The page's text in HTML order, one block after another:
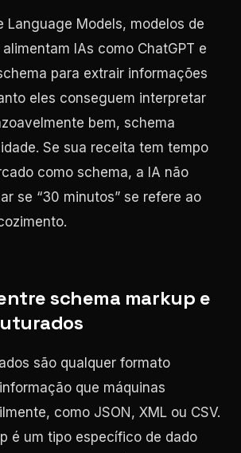
Language Models, modelos de
IAs como ChatGPT e
para extrair informações
eles conseguem interpretar
bem, schema
Se sua receita tem tempo
como schema, a IA não
se “30 minutos” se refere ao
schema markup e
são qualquer formato
que máquinas
como JSON, XML ou CSV.
é um tipo específico de dado